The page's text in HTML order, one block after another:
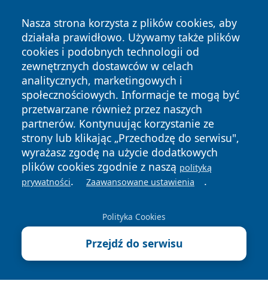
Nasza strona korzysta z plików cookies, aby
działała prawidłowo. Używamy także plików
cookies i podobnych technologii od
zewnętrznych dostawców w celach
analitycznych, marketingowych i
społecznościowych. Informacje te mogą być
przetwarzane również przez naszych
partnerów. Kontynuując korzystanie ze
strony lub klikając „Przechodzę do serwisu",
wyrażasz zgodę na użycie dodatkowych
plików cookies zgodnie z naszą polityką
prywatności. Zaawansowane ustawienia .
Polityka Cookies
Przejdź do serwisu
Copyright © 2026 ostrolecki24.pl Wszystkie prawa
zastrzeżone.
News Autorzy
Polityka
Prywatności
Polityka
Cookies